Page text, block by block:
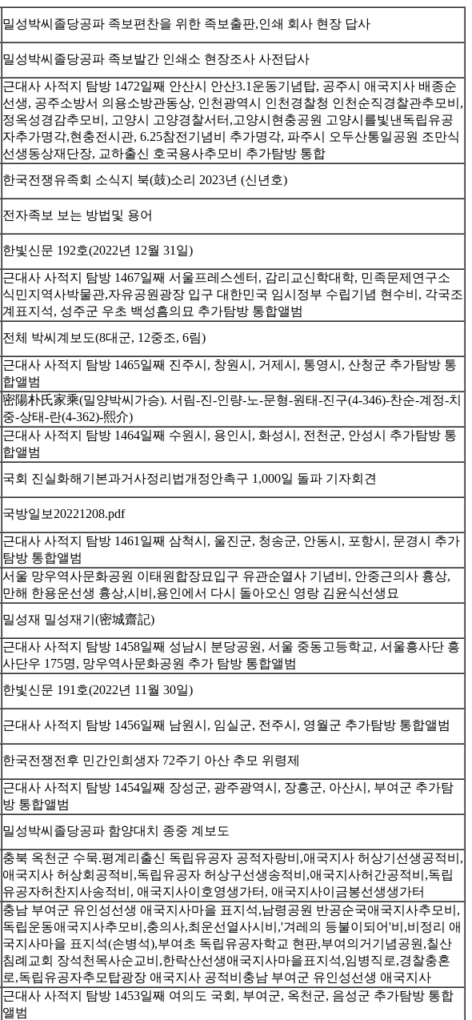
밀성박씨졸당공파 족보편찬을 위한 족보출판,인쇄 회사 현장 답사
밀성박씨졸당공파 족보발간 인쇄소 현장조사 사전답사
근대사 사적지 탐방 1472일째 안산시 안산3.1운동기념탑, 공주시 애국지사 배종순
선생, 공주소방서 의용소방관동상, 인천광역시 인천경찰청 인천순직경찰관추모비,
정옥성경감추모비, 고양시 고양경찰서터,고양시현충공원 고양시를빛낸독립유공
자추가명각,현충전시관, 6.25참전기념비 추가명각, 파주시 오두산통일공원 조만식
선생동상재단장, 교하출신 호국용사추모비 추가탐방 통합
한국전쟁유족회 소식지 북(鼓)소리 2023년 (신년호)
전자족보 보는 방법및 용어
한빛신문 192호(2022년 12월 31일)
근대사 사적지 탐방 1467일째 서울프레스센터, 감리교신학대학, 민족문제연구소
식민지역사박물관,자유공원광장 입구 대한민국 임시정부 수립기념 현수비, 각국조
계표지석, 성주군 우초 백성흠의묘 추가탐방 통합앨범
전체 박씨계보도(8대군, 12중조, 6림)
근대사 사적지 탐방 1465일째 진주시, 창원시, 거제시, 통영시, 산청군 추가탐방 통
합앨범
密陽朴氏家乘(밀양박씨가승). 서림-진-인량-노-문형-원태-진구(4-346)-찬순-계정-치
중-상태-란(4-362)-熙介)
근대사 사적지 탐방 1464일째 수원시, 용인시, 화성시, 전천군, 안성시 추가탐방 통
합앨범
국회 진실화해기본과거사정리법개정안촉구 1,000일 돌파 기자회견
국방일보20221208.pdf
근대사 사적지 탐방 1461일째 삼척시, 울진군, 청송군, 안동시, 포항시, 문경시 추가
탐방 통합앨범
서울 망우역사문화공원 이태원합장묘입구 유관순열사 기념비, 안중근의사 흉상,
만해 한용운선생 흉상,시비,용인에서 다시 돌아오신 영랑 김윤식선생묘
밀성재 밀성재기(密城齋記)
근대사 사적지 탐방 1458일째 성남시 분당공원, 서울 중동고등학교, 서울흥사단 흥
사단우 175명, 망우역사문화공원 추가 탐방 통합앨범
한빛신문 191호(2022년 11월 30일)
근대사 사적지 탐방 1456일째 남원시, 임실군, 전주시, 영월군 추가탐방 통합앨범
한국전쟁전후 민간인희생자 72주기 아산 추모 위령제
근대사 사적지 탐방 1454일째 장성군, 광주광역시, 장흥군, 아산시, 부여군 추가탐
방 통합앨범
밀성박씨졸당공파 함양대치 종중 계보도
충북 옥천군 수묵.평계리출신 독립유공자 공적자랑비,애국지사 허상기선생공적비,
애국지사 허상회공적비,독립유공자 허상구선생송적비,애국지사허간공적비,독립
유공자허찬지사송적비, 애국지사이호영생가터, 애국지사이금봉선생생가터
충남 부여군 유인성선생 애국지사마을 표지석,남령공원 반공순국애국지사추모비,
독립운동애국지사추모비,충의사,최운선열사시비,'겨레의 등불이되어'비,비정리 애
국지사마을 표지석(손병석),부여초 독립유공자학교 현판,부여의거기념공원,칠산
침례교회 장석천목사순교비,한락산선생애국지사마을표지석,임병직로,경찰충혼
로,독립유공자추모탑광장 애국지사 공적비충남 부여군 유인성선생 애국지사
근대사 사적지 탐방 1453일째 여의도 국회, 부여군, 옥천군, 음성군 추가탐방 통합
앨범